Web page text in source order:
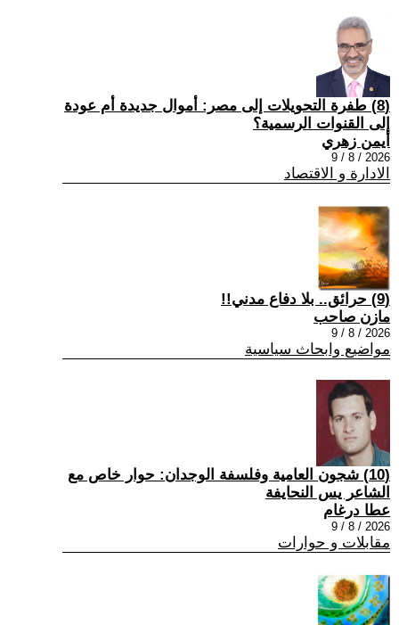
(8) طفرة التحويلات إلى مصر: أموال جديدة أم عودة
إلى القنوات الرسمية؟
أيمن زهري
2026 / 8 / 9
الادارة و الاقتصاد
(9) حرائق.. بلا دفاع مدني!!
مازن صاحب
2026 / 8 / 9
مواضيع وابحاث سياسية
(10) شجون العامية وفلسفة الوجدان: حوار خاص مع
الشاعر يس النحايفة
عطا درغام
2026 / 8 / 9
مقابلات و حوارات